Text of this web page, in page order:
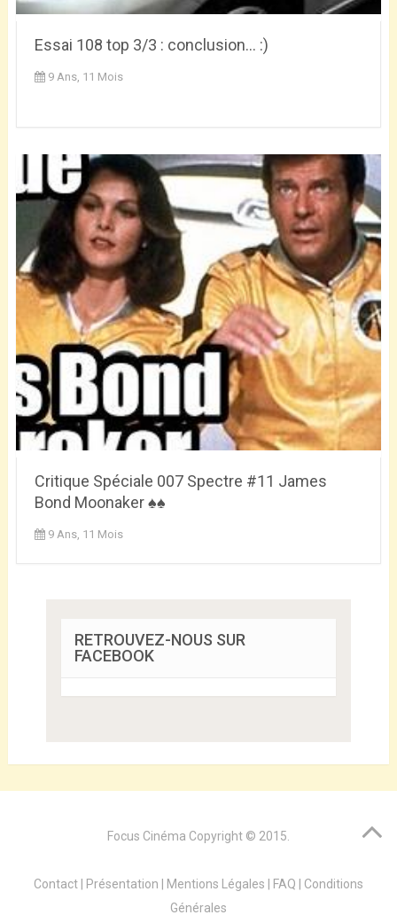
Essai 108 top 3/3 : conclusion... :)
9 Ans, 11 Mois
Critique Spéciale 007 Spectre #11 James
Bond Moonaker ♠♠
9 Ans, 11 Mois
RETROUVEZ-NOUS SUR
FACEBOOK
Focus Cinéma Copyright © 2015.
Contact | Présentation | Mentions Légales | FAQ | Conditions
Générales